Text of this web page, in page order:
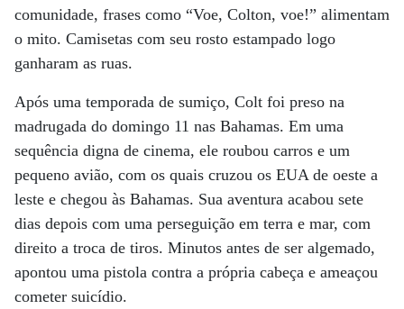
comunidade, frases como “Voe, Colton, voe!” alimentam
o mito. Camisetas com seu rosto estampado logo
ganharam as ruas.
Após uma temporada de sumiço, Colt foi preso na
madrugada do domingo 11 nas Bahamas. Em uma
sequência digna de cinema, ele roubou carros e um
pequeno avião, com os quais cruzou os EUA de oeste a
leste e chegou às Bahamas. Sua aventura acabou sete
dias depois com uma perseguição em terra e mar, com
direito a troca de tiros. Minutos antes de ser algemado,
apontou uma pistola contra a própria cabeça e ameaçou
cometer suicídio.